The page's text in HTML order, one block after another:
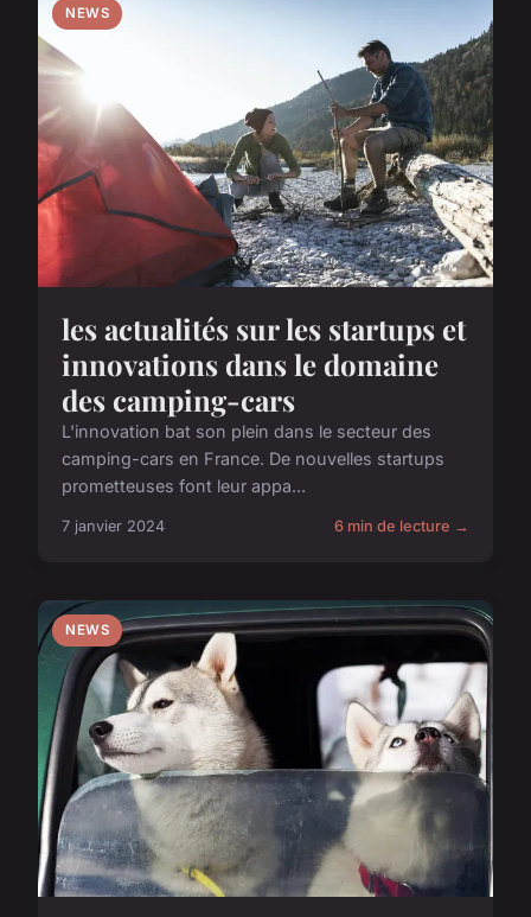
NEWS
les actualités sur les startups et
innovations dans le domaine
des camping-cars
L'innovation bat son plein dans le secteur des
camping-cars en France. De nouvelles startups
prometteuses font leur appa...
7 janvier 2024 6 min de lecture →
NEWS